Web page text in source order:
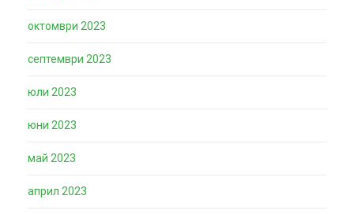
октомври 2023
септември 2023
юли 2023
юни 2023
май 2023
април 2023